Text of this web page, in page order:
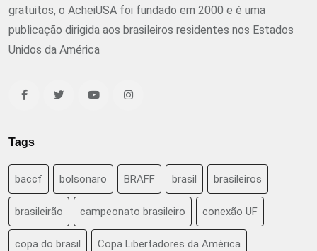
gratuitos, o AcheiUSA foi fundado em 2000 e é uma
publicação dirigida aos brasileiros residentes nos Estados
Unidos da América
Tags
baccf bolsonaro BRAFF brasil brasileiros
brasileirão campeonato brasileiro conexão UF
copa do brasil Copa Libertadores da América